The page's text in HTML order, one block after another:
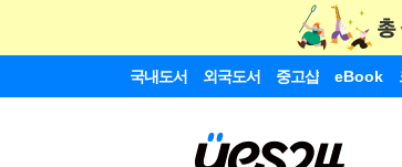
국내도서 외국도서 중고샵 eBook